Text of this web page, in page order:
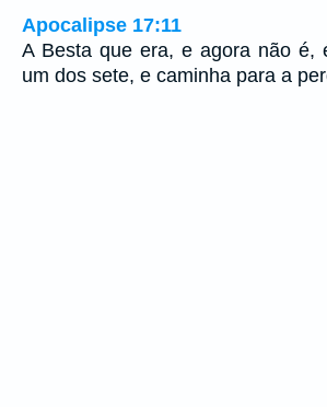
Apocalipse 17:11
A Besta que era, e agora não é,
um dos sete, e caminha para a